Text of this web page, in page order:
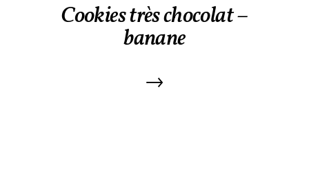
Cookies très chocolat –
banane
→